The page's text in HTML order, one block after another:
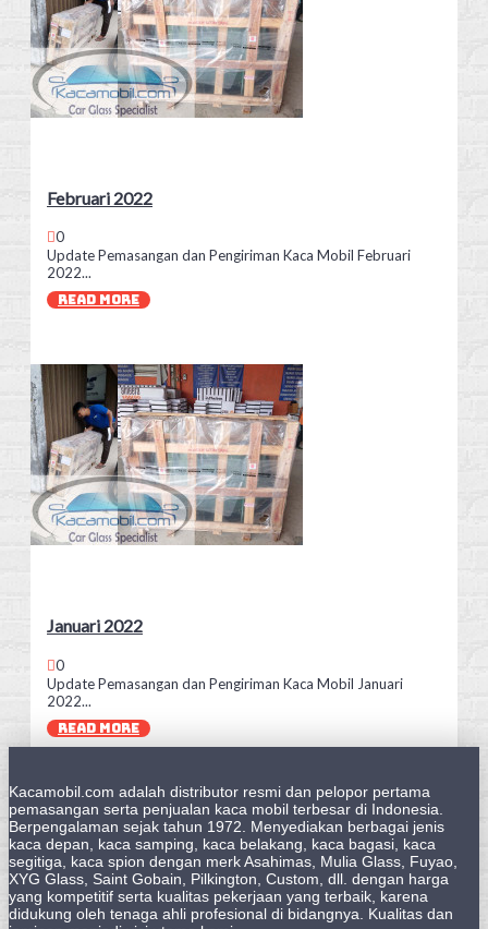
Februari 2022
0
Update Pemasangan dan Pengiriman Kaca Mobil Februari
2022...
READ MORE
Januari 2022
0
Update Pemasangan dan Pengiriman Kaca Mobil Januari
2022...
READ MORE
Kacamobil.com adalah distributor resmi dan pelopor pertama
pemasangan serta penjualan kaca mobil terbesar di Indonesia.
Berpengalaman sejak tahun 1972. Menyediakan berbagai jenis
kaca depan, kaca samping, kaca belakang, kaca bagasi, kaca
segitiga, kaca spion dengan merk Asahimas, Mulia Glass, Fuyao,
XYG Glass, Saint Gobain, Pilkington, Custom, dll. dengan harga
yang kompetitif serta kualitas pekerjaan yang terbaik, karena
didukung oleh tenaga ahli profesional di bidangnya. Kualitas dan